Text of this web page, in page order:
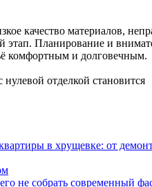
качество материалов,
Планирование и
комфортным и долговечным.
отделкой становится
в хрущевке: от
не собрать современный